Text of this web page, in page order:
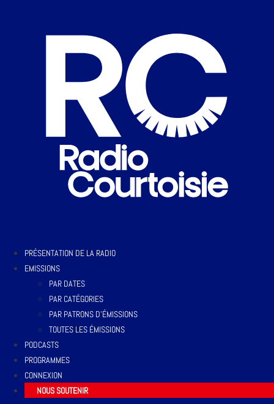
PRÉSENTATION DE LA RADIO
EMISSIONS
PAR DATES
PAR CATÉGORIES
PAR PATRONS D’ÉMISSIONS
TOUTES LES ÉMISSIONS
PODCASTS
PROGRAMMES
CONNEXION
NOUS SOUTENIR